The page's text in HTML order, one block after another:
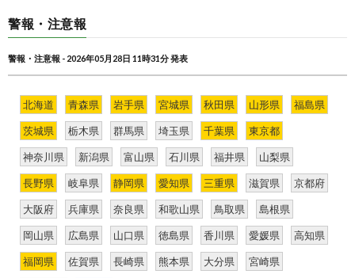
警報・注意報
警報・注意報 - 2026年05月28日 11時31分 発表
北海道 青森県 岩手県 宮城県 秋田県 山形県 福島県
茨城県 栃木県 群馬県 埼玉県 千葉県 東京都
神奈川県 新潟県 富山県 石川県 福井県 山梨県
長野県 岐阜県 静岡県 愛知県 三重県 滋賀県 京都府
大阪府 兵庫県 奈良県 和歌山県 鳥取県 島根県
岡山県 広島県 山口県 徳島県 香川県 愛媛県 高知県
福岡県 佐賀県 長崎県 熊本県 大分県 宮崎県